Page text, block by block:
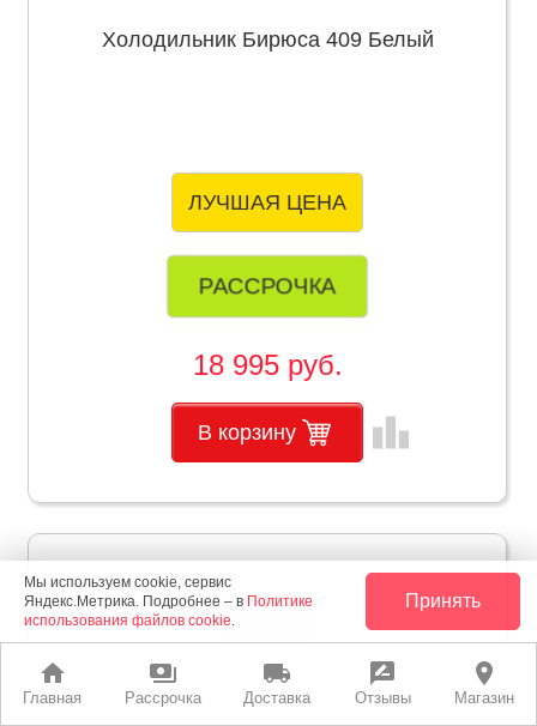
home
Главная
payments
Рассрочка
local_shipping
Доставка
rate_review
Отзывы
place
Магазин
Холодильник Бирюса 409 Белый
ЛУЧШАЯ ЦЕНА
РАССРОЧКА
18 995 руб.
В корзину leaderboard
Мы используем cookie, сервис
Яндекс.Метрика. Подробнее – в Политике
использования файлов cookie.
Принять